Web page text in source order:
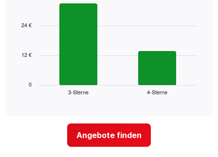
die
Das
with
Das
zeigt
3-Sterne 4-Sterne
0
12 €
24 €
Angebote finden